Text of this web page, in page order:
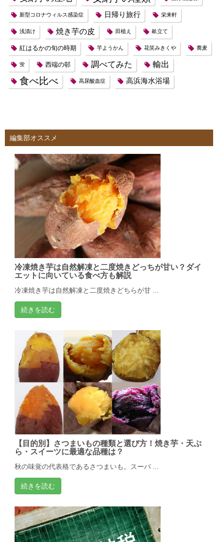
新型コロナウィルス感染症 日帰り旅行 栄来軒
浅漬け 焼き芋の皮 田植え 畝立て
紅はるかの旬の時期 芋ようかん 花笑みきくや 蕎麦
蛍 西端の邨 調べてみた 輸出
食べ比べ 高尿酸血症 高浜海水浴場
編集部オススメ
冷凍焼き芋は自然解凍と二度焼きどっちが甘い？ダイ
エットに向いている食べ方も解説
冷凍焼き芋は自然解凍と二度焼きどちらが甘 ...
続きを読む
【目的別】さつまいもの種類と選び方！焼き芋・天ぷ
ら・スイーツに最適な品種は？
秋の味覚の代表格であるさつまいも。スーパ ...
続きを読む